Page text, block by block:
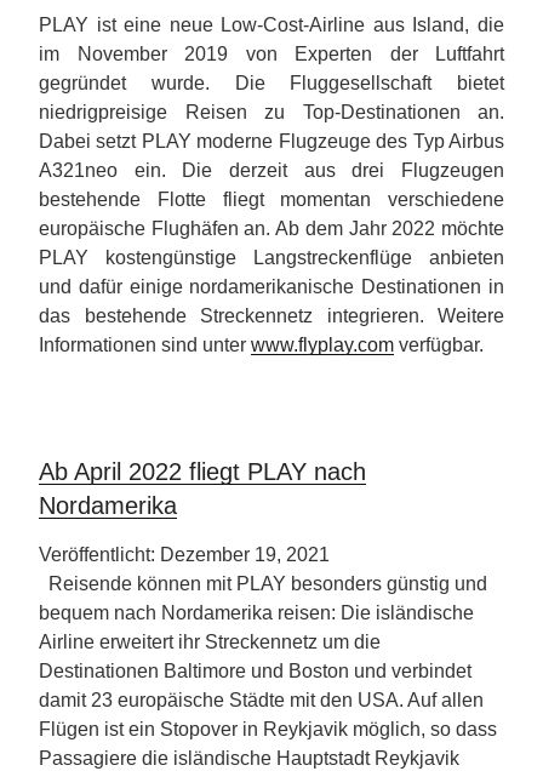
PLAY ist eine neue Low-Cost-Airline aus Island, die
im November 2019 von Experten der Luftfahrt
gegründet wurde. Die Fluggesellschaft bietet
niedrigpreisige Reisen zu Top-Destinationen an.
Dabei setzt PLAY moderne Flugzeuge des Typ Airbus
A321neo ein. Die derzeit aus drei Flugzeugen
bestehende Flotte fliegt momentan verschiedene
europäische Flughäfen an. Ab dem Jahr 2022 möchte
PLAY kostengünstige Langstreckenflüge anbieten
und dafür einige nordamerikanische Destinationen in
das bestehende Streckennetz integrieren. Weitere
Informationen sind unter www.flyplay.com verfügbar.
Ab April 2022 fliegt PLAY nach
Nordamerika
Veröffentlicht: Dezember 19, 2021
Reisende können mit PLAY besonders günstig und
bequem nach Nordamerika reisen: Die isländische
Airline erweitert ihr Streckennetz um die
Destinationen Baltimore und Boston und verbindet
damit 23 europäische Städte mit den USA. Auf allen
Flügen ist ein Stopover in Reykjavik möglich, so dass
Passagiere die isländische Hauptstadt Reykjavik